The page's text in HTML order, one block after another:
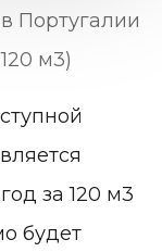
Португалии
м3)
за 120 м3
будет